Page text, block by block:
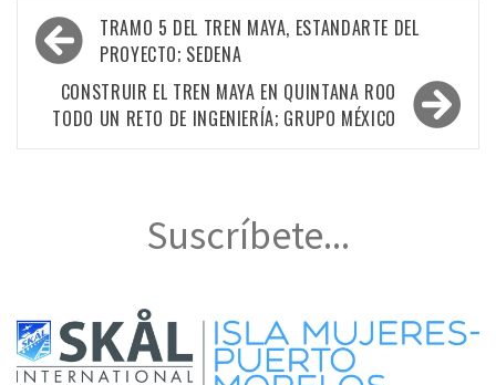
Navegación
de
entradas
TRAMO 5 DEL TREN MAYA, ESTANDARTE DEL
PROYECTO; SEDENA
CONSTRUIR EL TREN MAYA EN QUINTANA ROO
TODO UN RETO DE INGENIERÍA; GRUPO MÉXICO
Suscríbete...